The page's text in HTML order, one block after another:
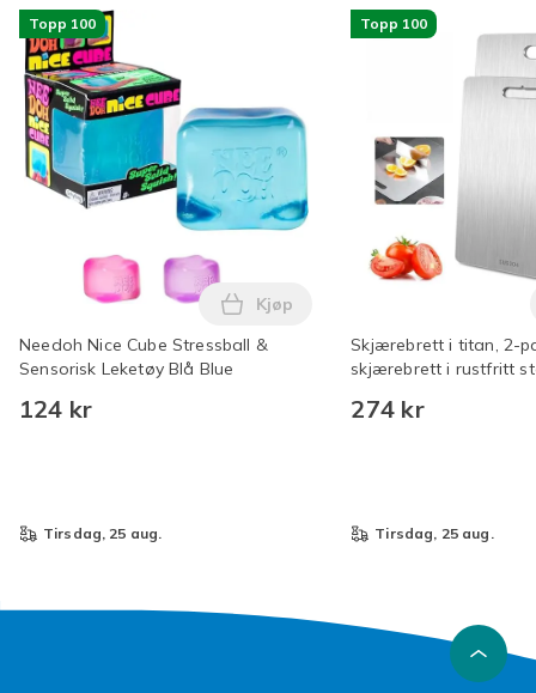
Topp 100
Needoh Nice Cube Stressball &
Sensorisk Leketøy Blå Blue
124 kr
Legg Needoh Nice Cube
Kjøp
tirsdag, 25 aug.
Topp 100
Skjærebrett i titan, 2-
skjærebrett i rustfritt
274 kr
tirsdag, 25 aug.